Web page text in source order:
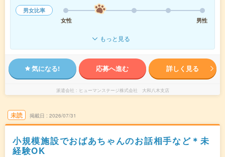
男女比率
女性
男性
もっと見る
気になる! 応募へ進む 詳しく見る
派遣会社 ヒューマンステージ株式会社 大和八木支店
未読 掲載日 2026/07/31
小規模施設でおばあちゃんのお話相手など＊未
経験OK